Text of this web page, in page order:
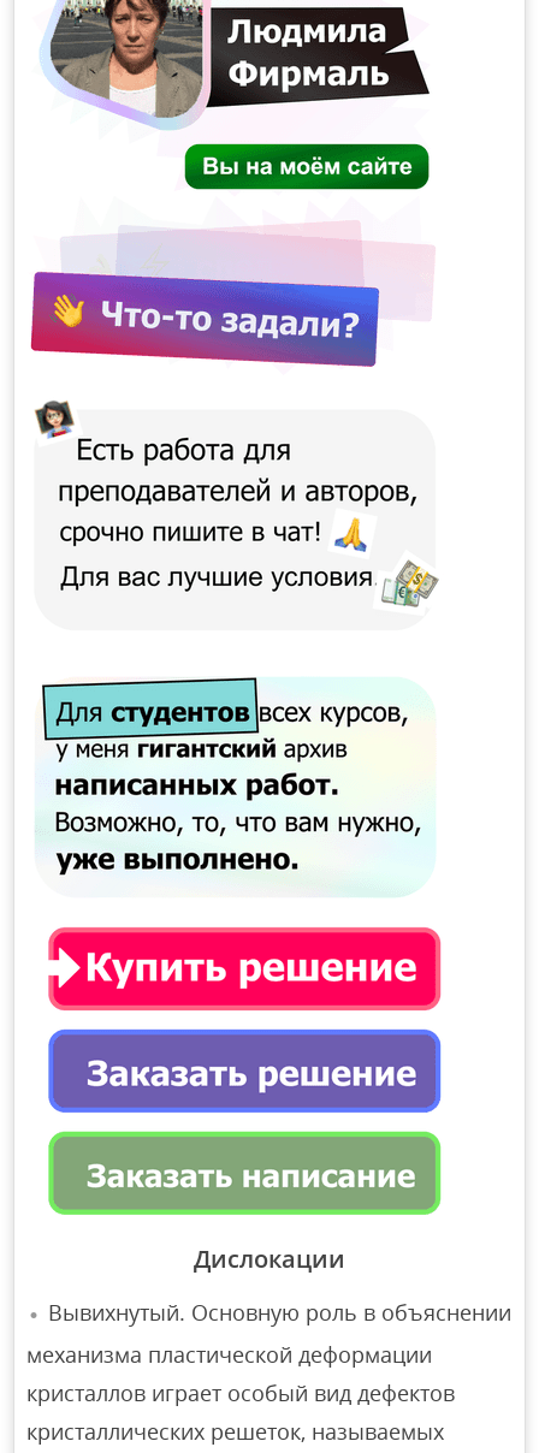
Дислокации
Вывихнутый. Основную роль в объяснении
механизма пластической деформации
кристаллов играет особый вид дефектов
кристаллических решеток, называемых